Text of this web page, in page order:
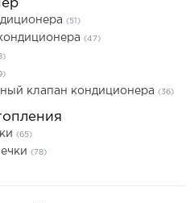
(51)
(47)
клапан кондиционера (36)
(65)
(78)